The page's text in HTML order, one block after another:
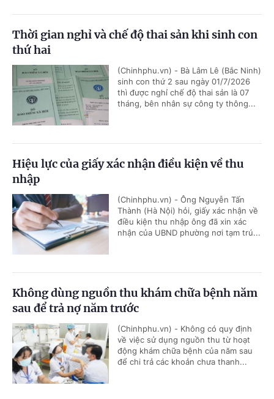
Thời gian nghỉ và chế độ thai sản khi sinh con
thứ hai
(Chinhphu.vn) - Bà Lâm Lê (Bắc Ninh)
sinh con thứ 2 sau ngày 01/7/2026
thì được nghỉ chế độ thai sản là 07
tháng, bên nhân sự công ty thông...
Hiệu lực của giấy xác nhận điều kiện về thu
nhập
(Chinhphu.vn) - Ông Nguyễn Tấn
Thành (Hà Nội) hỏi, giấy xác nhận về
điều kiện thu nhập ông đã xin xác
nhận của UBND phường nơi tạm trú...
Không dùng nguồn thu khám chữa bệnh năm
sau để trả nợ năm trước
(Chinhphu.vn) - Không có quy định
về việc sử dụng nguồn thu từ hoạt
động khám chữa bệnh của năm sau
để chi trả các khoản chưa thanh...